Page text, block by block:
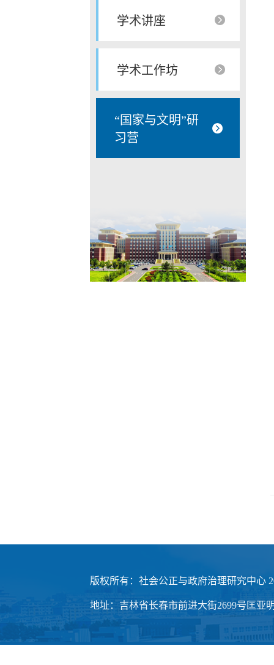
学术讲座
学术工作坊
“国家与文明”研
习营
版权所有：社会公正与政府治理研究中心
地址：吉林省长春市前进大街2699号匡亚